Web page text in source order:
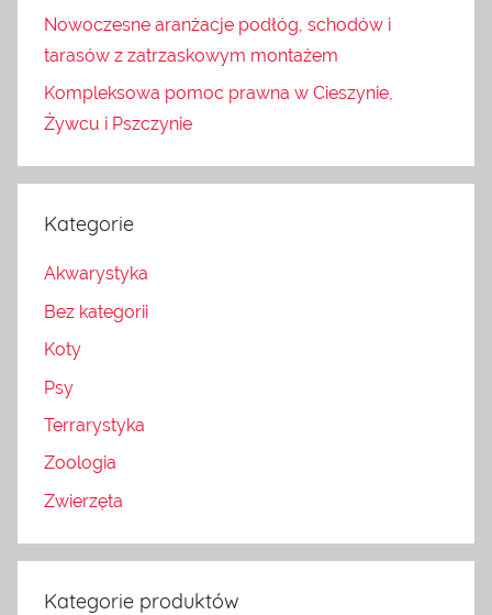
Nowoczesne aranżacje podłóg, schodów i
tarasów z zatrzaskowym montażem
Kompleksowa pomoc prawna w Cieszynie,
Żywcu i Pszczynie
Kategorie
Akwarystyka
Bez kategorii
Koty
Psy
Terrarystyka
Zoologia
Zwierzęta
Kategorie produktów